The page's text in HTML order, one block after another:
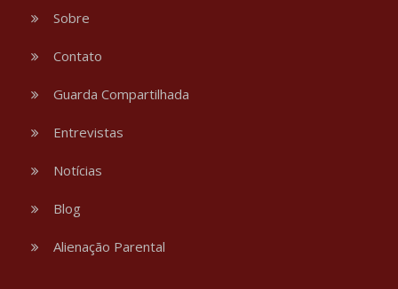
Sobre
Contato
Guarda Compartilhada
Entrevistas
Notícias
Blog
Alienação Parental